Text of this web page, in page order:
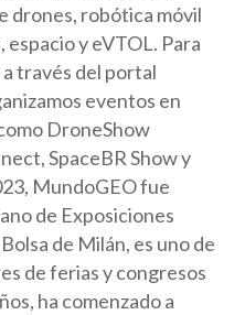
drones, robótica móvil
y eVTOL. Para
través del portal
eventos en
DroneShow
SpaceBR Show y
MundoGEO fue
de Exposiciones
de Milán, es uno de
de ferias y congresos
ha comenzado a